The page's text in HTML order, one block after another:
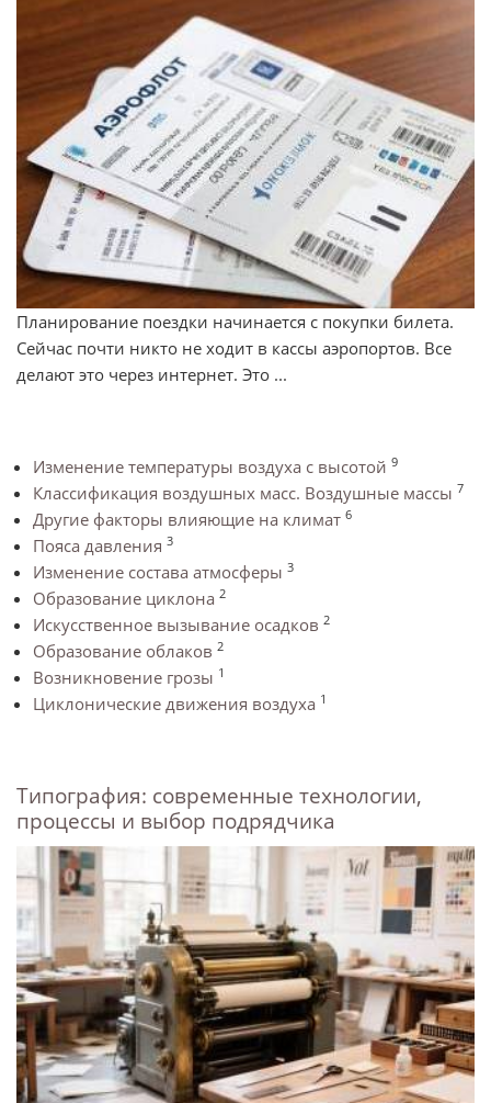
Планирование поездки начинается с покупки билета.
Сейчас почти никто не ходит в кассы аэропортов. Все
делают это через интернет. Это ...
Изменение температуры воздуха с высотой 9
Классификация воздушных масс. Воздушные массы 7
Другие факторы влияющие на климат 6
Пояса давления 3
Изменение состава атмосферы 3
Образование циклона 2
Искусственное вызывание осадков 2
Образование облаков 2
Возникновение грозы 1
Циклонические движения воздуха 1
Типография: современные технологии,
процессы и выбор подрядчика